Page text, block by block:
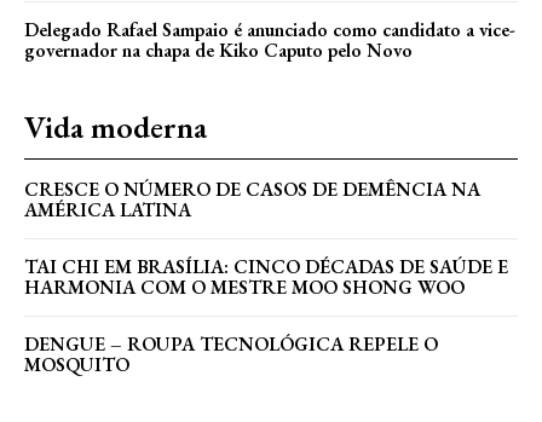
Delegado Rafael Sampaio é anunciado como candidato a vice-
governador na chapa de Kiko Caputo pelo Novo
Vida moderna
CRESCE O NÚMERO DE CASOS DE DEMÊNCIA NA
AMÉRICA LATINA
TAI CHI EM BRASÍLIA: CINCO DÉCADAS DE SAÚDE E
HARMONIA COM O MESTRE MOO SHONG WOO
DENGUE – ROUPA TECNOLÓGICA REPELE O
MOSQUITO